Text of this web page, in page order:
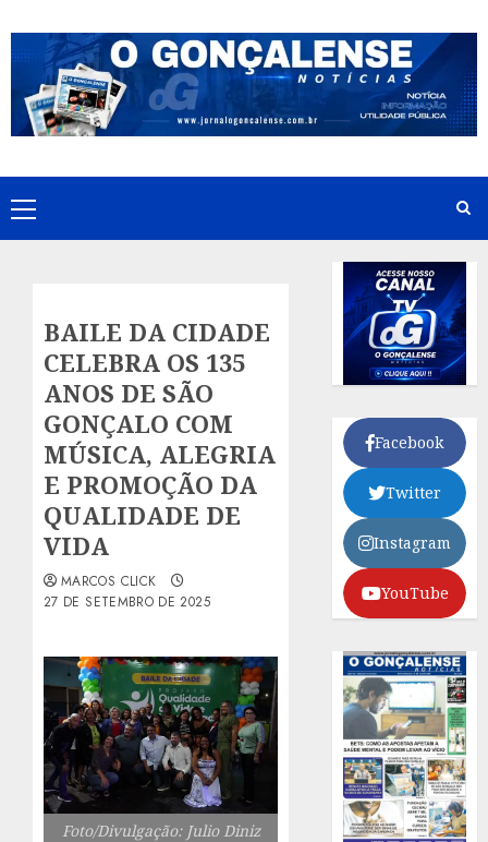
to
content
Primary
Menu
BAILE DA CIDADE
CELEBRA OS 135
ANOS DE SÃO
GONÇALO COM
MÚSICA, ALEGRIA
E PROMOÇÃO DA
QUALIDADE DE
VIDA
MARCOS CLICK
27 DE SETEMBRO DE 2025
Foto/Divulgação: Julio Diniz
Facebook
Twitter
Instagram
YouTube